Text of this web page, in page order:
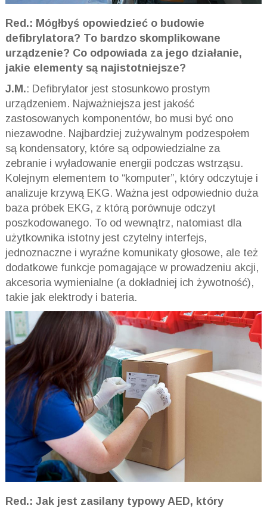
Red.: Mógłbyś opowiedzieć o budowie
defibrylatora? To bardzo skomplikowane
urządzenie? Co odpowiada za jego działanie,
jakie elementy są najistotniejsze?
J.M.: Defibrylator jest stosunkowo prostym
urządzeniem. Najważniejsza jest jakość
zastosowanych komponentów, bo musi być ono
niezawodne. Najbardziej zużywalnym podzespołem
są kondensatory, które są odpowiedzialne za
zebranie i wyładowanie energii podczas wstrząsu.
Kolejnym elementem to “komputer”, który odczytuje i
analizuje krzywą EKG. Ważna jest odpowiednio duża
baza próbek EKG, z którą porównuje odczyt
poszkodowanego. To od wewnątrz, natomiast dla
użytkownika istotny jest czytelny interfejs,
jednoznaczne i wyraźne komunikaty głosowe, ale też
dodatkowe funkcje pomagające w prowadzeniu akcji,
akcesoria wymienialne (a dokładniej ich żywotność),
takie jak elektrody i bateria.
Red.: Jak jest zasilany typowy AED, który